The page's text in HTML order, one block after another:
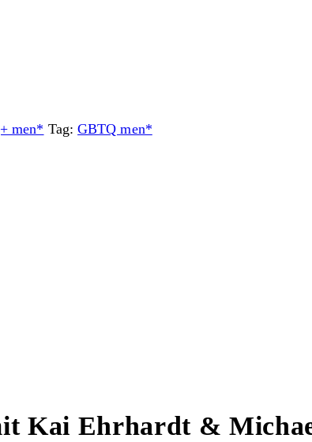
men* Tag: GBTQ men*
Kai Ehrhardt &